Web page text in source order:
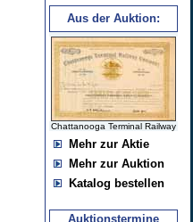
Aus der Auktion:
Chattanooga Terminal Railway
Mehr zur Aktie
Mehr zur Auktion
Katalog bestellen
Auktionstermine